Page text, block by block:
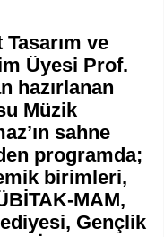
ve
Üyesi Prof.
hazırlanan
Müzik
sahne
programda;
birimleri,
MAM,
Gençlik